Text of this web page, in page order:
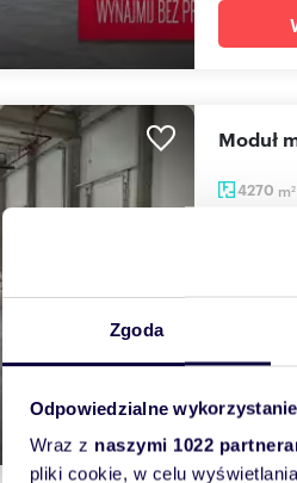
Zgoda
Odpowiedzialne
Wraz z naszymi 1022
pliki cookie, w celu
4270 m2
Mamy